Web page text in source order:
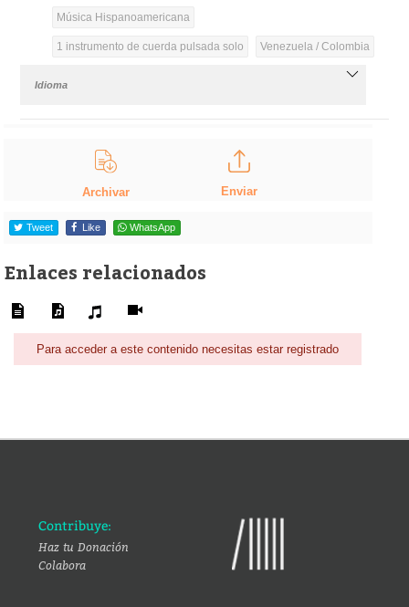
Música Hispanoamericana
1 instrumento de cuerda pulsada solo Venezuela / Colombia
Idioma
Archivar Enviar
Tweet Like WhatsApp
Enlaces relacionados
Para acceder a este contenido necesitas estar registrado
Contribuye:
Haz tu Donación
Colabora